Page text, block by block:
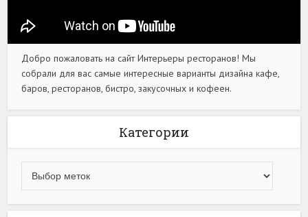
Добро пожаловать на сайт Интерьеры ресторанов! Мы
собрали для вас самые интересные варианты дизайна кафе,
баров, ресторанов, бистро, закусочных и кофеен.
Категории